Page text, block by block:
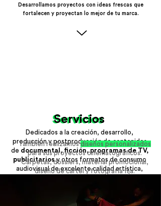
Desarrollamos proyectos con ideas frescas que
fortalecen y proyectan lo mejor de tu marca.
Servicios
Servicios
Dedicados a la creación, desarrollo,
producción y postproducción de contenidos
de documental, ficción, programas de TV,
publicitariosy otros formatos de consumo
audiovisual de excelente calidad artística,
Algunos de los servicios que ofrecemos:
También realizamosdiseños personalizados
para sus proyectos cinematográficos.
Carpetas, dossiers, material promocional,
diseño de cartel y fotografía fija.